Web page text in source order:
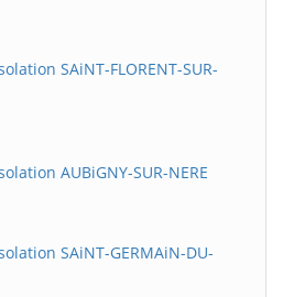
SAiNT-FLORENT-SUR-
AUBiGNY-SUR-NERE
SAiNT-GERMAiN-DU-